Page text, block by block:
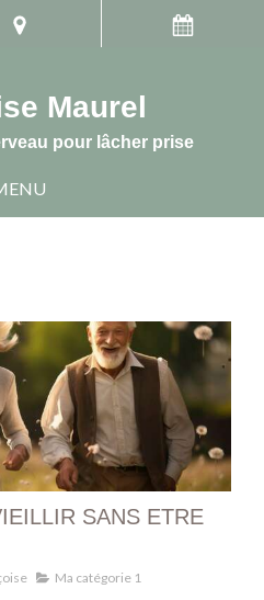
Maurel
pour lâcher prise
SANS ETRE
Ma catégorie 1